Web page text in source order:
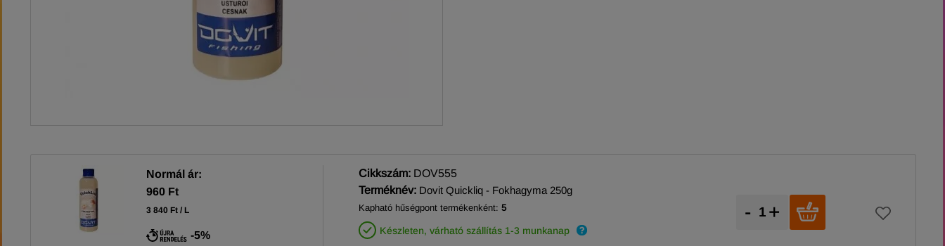
Normál ár:
960 Ft
3 840 Ft / L
-5%
Cikkszám: DOV555
Terméknév: Dovit Quickliq - Fokhagyma 250g
Kapható hűségpont termékenként: 5
Készleten, várható szállítás 1-3 munkanap
+
-